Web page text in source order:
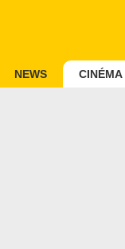
NEWS CINÉMA